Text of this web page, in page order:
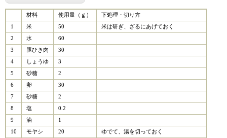
材料 使用量（ｇ） 下処理・切り方
1 米 50 米は研ぎ、ざるにあげておく
2 水 60
3 豚ひき肉 30
4 しょうゆ 3
5 砂糖 2
6 卵 30
7 砂糖 2
8 塩 0.2
9 油 1
10 モヤシ 20 ゆでて、湯を切っておく